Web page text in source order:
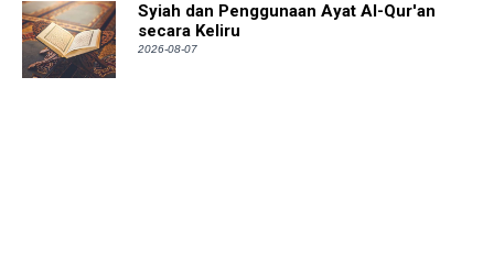
Syiah dan Penggunaan Ayat Al-Qur'an
secara Keliru
2026-08-07